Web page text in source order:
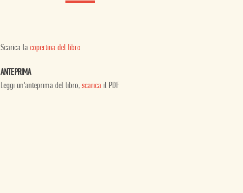
Scarica la copertina del libro
ANTEPRIMA
Leggi un'anteprima del libro, scarica il PDF